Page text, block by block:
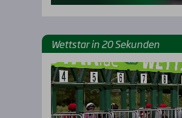
Wett­star in 20 Sekun­den